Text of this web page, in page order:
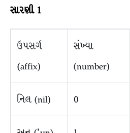
સારણી 1
ઉપસર્ગ
(affix)
સંખ્યા
(number)
નિલ (nil) 0